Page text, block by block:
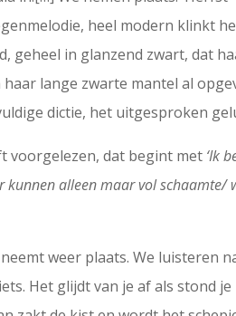
heel modern klinkt
geheel in glanzend zwart, dat
lange zwarte mantel al
dictie, het uitgesproken
voorgelezen, dat begint met ‘Ik
kunnen alleen maar vol
weer plaats. We luisteren
Het glijdt van je af als stond